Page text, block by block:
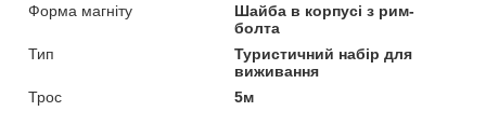
Форма магніту
Шайба в корпусі з рим-
болта
Тип
Туристичний набір для
виживання
Трос
5м